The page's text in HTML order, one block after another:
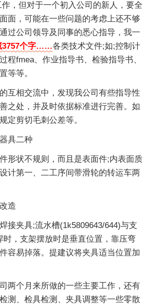
，但对于一个初入公司的新人，要全
面，可能在一些问题的考虑上还不够
过公司领导及同事的悉心指导，我一
个字……各类技术文件;如;控制计
程fmea、作业指导书、检验指导书、
等等。
互相交流中，发现我公司有些指导性
之处，并及时依据标准进行完善。如
定剪切毛刺公差等。
具二种
形状不规则，而且是表面件;内表面质
计第一、二工序间带滑轮的转运车两
造
接夹具;流水槽(1k5809643/644)与支
时，支架摆放时是垂直位置，靠压弯
容易掉落。提建议将夹具适当位置加
两个月来所做的一些主要工作，还有
测、检具检测、夹具调整等一些零散